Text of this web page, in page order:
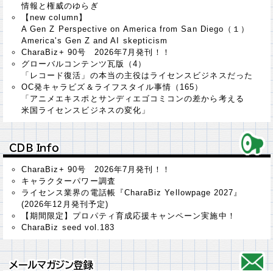
情報と権威のゆらぎ
【new column】
A Gen Z Perspective on America from San Diego（１）
America's Gen Z and AI skepticism
CharaBiz+ 90号 2026年7月発刊！！
グローバルコンテンツ瓦版（4）
「レコード復活」の本当の主役はライセンスビジネスだった
OC発キャラビズ＆ライフスタイル事情（165）
「アニメエキスポとサンディエゴコミコンの差から考える
米国ライセンスビジネスの変化」
ＣＤＢ Ｉｎｆｏ
ＣＤＢ Ｉｎｆｏ
CharaBiz+ 90号 2026年7月発刊！！
キャラクターパワー調査
ライセンス業界の電話帳『CharaBiz Yellowpage 2027』
(2026年12月発刊予定)
【期間限定】プロパティ育成応援キャンペーン実施中！
CharaBiz seed vol.183
メールマガジン登録
メールマガジン登録